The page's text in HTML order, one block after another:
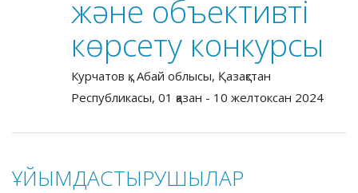
және объективті
көрсету конкурсы
Курчатов қ., Абай облысы, Қазақстан
Республикасы, 01 қазан - 10 желтоксан 2024
ҰЙЫМДАСТЫРУШЫЛАР